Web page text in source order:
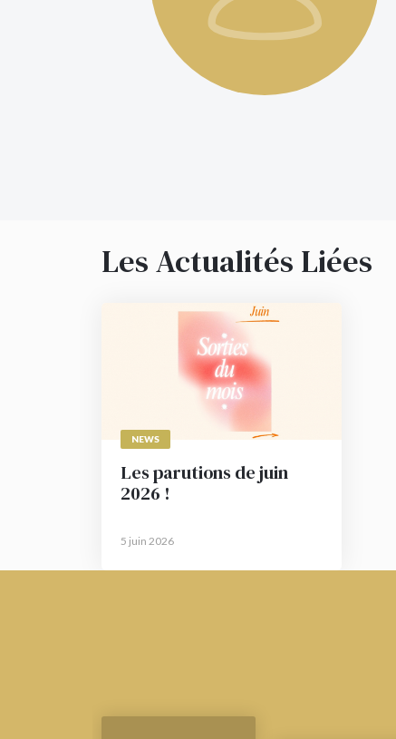
Les Actualités Liées
NEWS
Les parutions de juin
2026 !
5 juin 2026